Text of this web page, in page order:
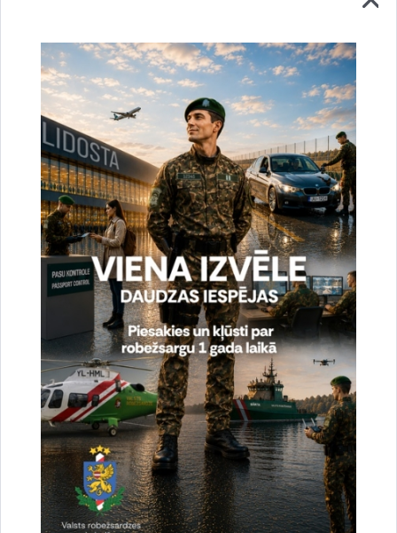
Vai šī informācija bija noderīga?
Sniegt atsauksmi
Esi pirmais, kas uzzina!
Piesakies jaunumu saņemšanai savā e-pastā.